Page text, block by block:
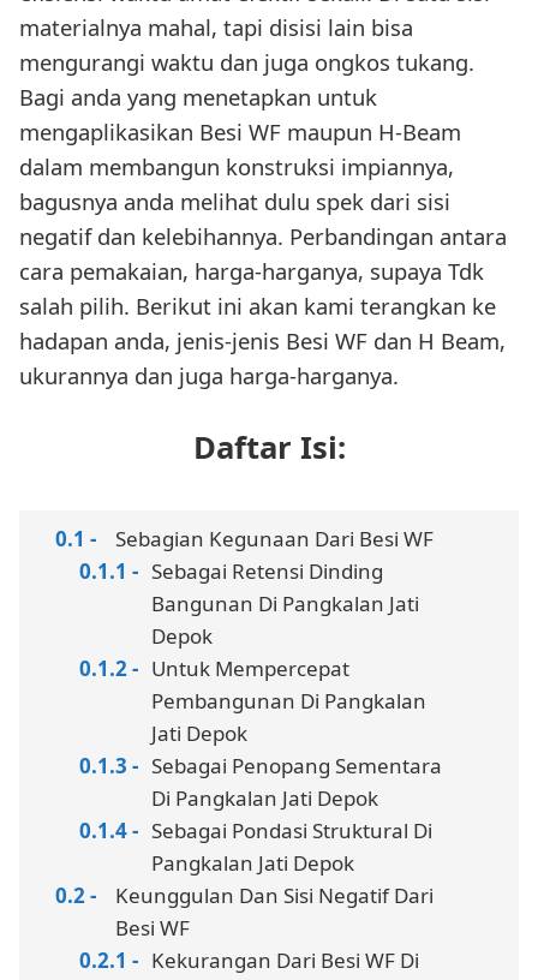
materialnya mahal, tapi disisi lain bisa
mengurangi waktu dan juga ongkos tukang.
Bagi anda yang menetapkan untuk
mengaplikasikan Besi WF maupun H-Beam
dalam membangun konstruksi impiannya,
bagusnya anda melihat dulu spek dari sisi
negatif dan kelebihannya. Perbandingan antara
cara pemakaian, harga-harganya, supaya Tdk
salah pilih. Berikut ini akan kami terangkan ke
hadapan anda, jenis-jenis Besi WF dan H Beam,
ukurannya dan juga harga-harganya.
Daftar Isi:
Sebagian Kegunaan Dari Besi WF
Sebagai Retensi Dinding
Bangunan Di Pangkalan Jati
Depok
Untuk Mempercepat
Pembangunan Di Pangkalan
Jati Depok
Sebagai Penopang Sementara
Di Pangkalan Jati Depok
Sebagai Pondasi Struktural Di
Pangkalan Jati Depok
Keunggulan Dan Sisi Negatif Dari
Besi WF
Kekurangan Dari Besi WF Di